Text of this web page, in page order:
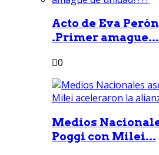
Acto de Eva
.Primer amague...
0
Medios
Poggi con Milei...